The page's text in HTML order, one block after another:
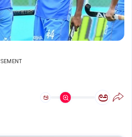
ಅ ಅ